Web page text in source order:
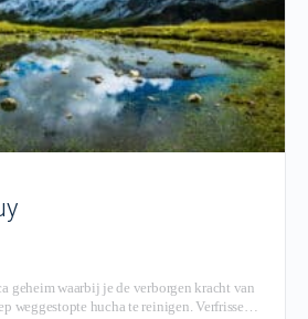
geheim waarbij je de verborgen kracht van
weggestopte hucha te reinigen. Verfrissend,